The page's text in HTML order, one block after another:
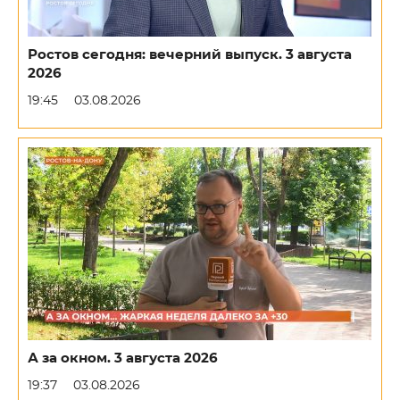
Ростов сегодня: вечерний выпуск. 3 августа
2026
19:45 03.08.2026
А за окном. 3 августа 2026
19:37 03.08.2026